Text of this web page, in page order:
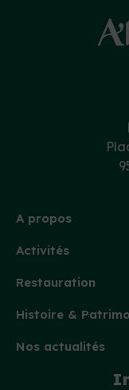
A propos
Activités
Restauration
Histoire &
Nos actualités